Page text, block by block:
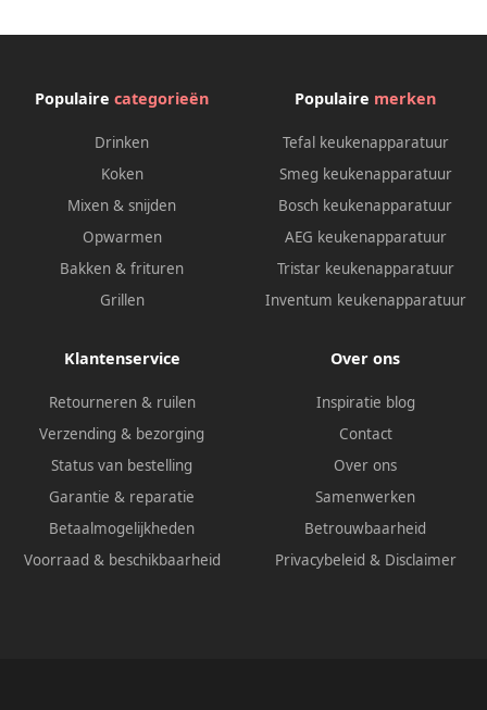
Style Wit
Populaire categorieën
Drinken
Koken
Mixen & snijden
Opwarmen
Bakken & frituren
Grillen
Populaire merken
Tefal keukenapparatuur
Smeg keukenapparatuur
Bosch keukenapparatuur
AEG keukenapparatuur
Tristar keukenapparatuur
Inventum keukenapparatuur
Klantenservice
Retourneren & ruilen
Verzending & bezorging
Status van bestelling
Garantie & reparatie
Betaalmogelijkheden
Voorraad & beschikbaarheid
Over ons
Inspiratie blog
Contact
Over ons
Samenwerken
Betrouwbaarheid
Privacybeleid & Disclaimer